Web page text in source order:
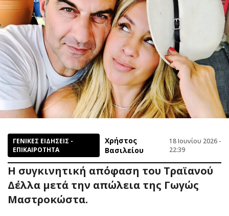
ΓΕΝΙΚΕΣ ΕΙΔΗΣΕΙΣ -
ΕΠΙΚΑΙΡΟΤΗΤΑ
Χρήστος
Βασιλείου
18 Ιουνίου 2026 -
22:39
Η συγκινητική απόφαση του Τραϊανού
Δέλλα μετά την απώλεια της Γωγώς
Μαστροκώστα.